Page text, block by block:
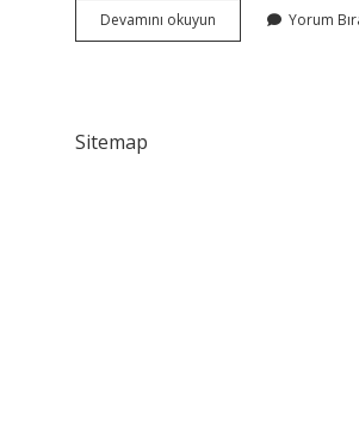
Devamını okuyun
Süreli
Yorum
Sitemap